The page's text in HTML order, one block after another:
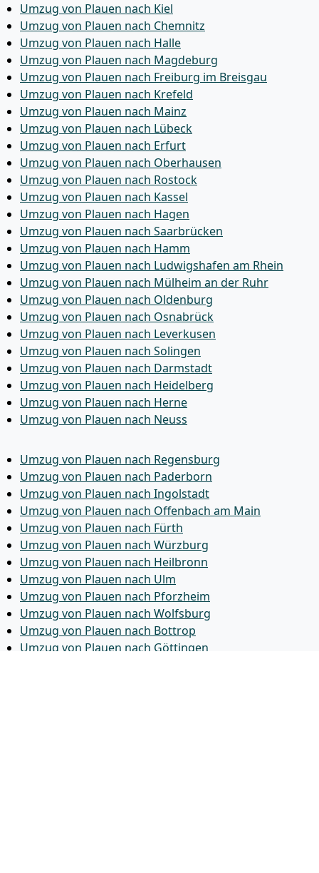
Umzug von Plauen nach Kiel
Umzug von Plauen nach Chemnitz
Umzug von Plauen nach Halle
Umzug von Plauen nach Magdeburg
Umzug von Plauen nach Freiburg im Breisgau
Umzug von Plauen nach Krefeld
Umzug von Plauen nach Mainz
Umzug von Plauen nach Lübeck
Umzug von Plauen nach Erfurt
Umzug von Plauen nach Oberhausen
Umzug von Plauen nach Rostock
Umzug von Plauen nach Kassel
Umzug von Plauen nach Hagen
Umzug von Plauen nach Saarbrücken
Umzug von Plauen nach Hamm
Umzug von Plauen nach Ludwigshafen am Rhein
Umzug von Plauen nach Mülheim an der Ruhr
Umzug von Plauen nach Oldenburg
Umzug von Plauen nach Osnabrück
Umzug von Plauen nach Leverkusen
Umzug von Plauen nach Solingen
Umzug von Plauen nach Darmstadt
Umzug von Plauen nach Heidelberg
Umzug von Plauen nach Herne
Umzug von Plauen nach Neuss
Umzug von Plauen nach Regensburg
Umzug von Plauen nach Paderborn
Umzug von Plauen nach Ingolstadt
Umzug von Plauen nach Offenbach am Main
Umzug von Plauen nach Fürth
Umzug von Plauen nach Würzburg
Umzug von Plauen nach Heilbronn
Umzug von Plauen nach Ulm
Umzug von Plauen nach Pforzheim
Umzug von Plauen nach Wolfsburg
Umzug von Plauen nach Bottrop
Umzug von Plauen nach Göttingen